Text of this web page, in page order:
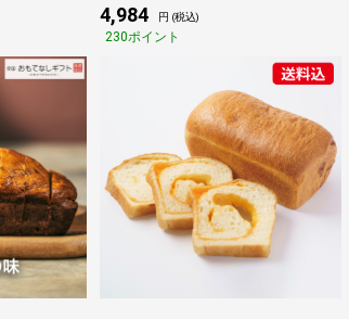
4,984 円 (税込)
230ポイント